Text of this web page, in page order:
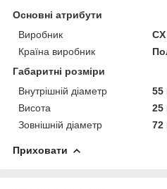
Основні атрибути
Виробник
CX
Країна виробник
Габаритні розміри
Внутрішній діаметр
55
Висота
25
Зовнішній діаметр
72
Приховати